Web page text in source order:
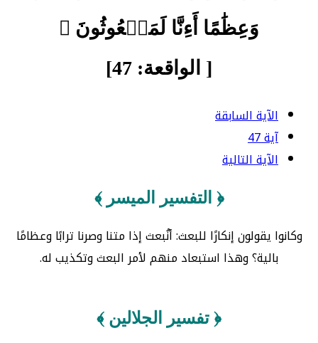
وَعِظَٰمًا أَءِنَّا لَمَبۡعُوثُونَ ﴾
[ الواقعة: 47]
الآية السابقة
آية 47
الآية التالية
﴿ التفسير الميسر ﴾
وكانوا يقولون إنكارًا للبعث: أنُبعث إذا متنا وصرنا ترابًا وعظامًا
بالية؟ وهذا استبعاد منهم لأمر البعث وتكذيب له.
﴿ تفسير الجلالين ﴾